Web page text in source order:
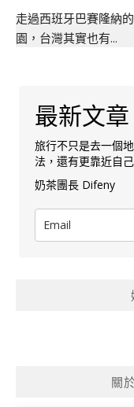
走過西班牙巴賽隆納
園，台灣其實也有...
最新文
旅行不只是去一個
法，還有更靠近自己
奶茶團長 Difeny
關